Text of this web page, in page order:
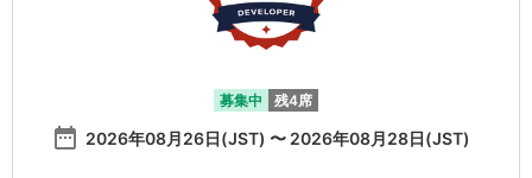
募集中 残4席
date_range 2026年08月26日(JST) 〜 2026年08月28日(JST)